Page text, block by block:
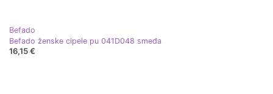
Befado
Befado ženske cipele pu 041D048 smeđa
16,15 €